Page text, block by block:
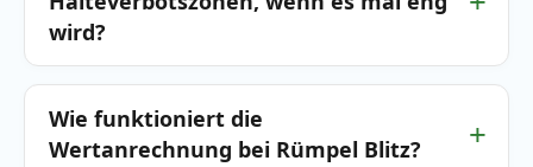
wird?
Wie funktioniert die
Wertanrechnung bei Rümpel Blitz?